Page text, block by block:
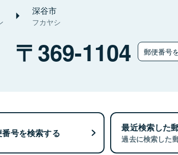
深谷市
フカヤシ
369-1104 郵便番号
号を検索する 最近検索した
過去に検索した